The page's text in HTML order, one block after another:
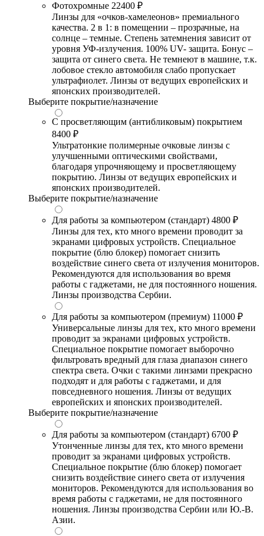
Фотохромные 22400 ₽
Линзы для «очков-хамелеонов» премиального
качества. 2 в 1: в помещении – прозрачные, на
солнце – темные. Степень затемнения зависит от
уровня УФ-излучения. 100% UV- защита. Бонус –
защита от синего света. Не темнеют в машине, т.к.
лобовое стекло автомобиля слабо пропускает
ультрафиолет. Линзы от ведущих европейских и
японских производителей.
Выберите покрытие/назначение
С просветляющим (антибликовым) покрытием
8400 ₽
Ультратонкие полимерные очковые линзы с
улучшенными оптическими свойствами,
благодаря упрочняющему и просветляющему
покрытию. Линзы от ведущих европейских и
японских производителей.
Выберите покрытие/назначение
Для работы за компьютером (стандарт) 4800 ₽
Линзы для тех, кто много времени проводит за
экранами цифровых устройств. Специальное
покрытие (блю блокер) помогает снизить
воздействие синего света от излучения мониторов.
Рекомендуются для использования во время
работы с гаджетами, не для постоянного ношения.
Линзы производства Сербии.
Для работы за компьютером (премиум) 11000 ₽
Универсальные линзы для тех, кто много времени
проводит за экранами цифровых устройств.
Специальное покрытие помогает выборочно
фильтровать вредный для глаза диапазон синего
спектра света. Очки с такими линзами прекрасно
подходят и для работы с гаджетами, и для
повседневного ношения. Линзы от ведущих
европейских и японских производителей.
Выберите покрытие/назначение
Для работы за компьютером (стандарт) 6700 ₽
Утонченные линзы для тех, кто много времени
проводит за экранами цифровых устройств.
Специальное покрытие (блю блокер) помогает
снизить воздействие синего света от излучения
мониторов. Рекомендуются для использования во
время работы с гаджетами, не для постоянного
ношения. Линзы производства Сербии или Ю.-В.
Азии.